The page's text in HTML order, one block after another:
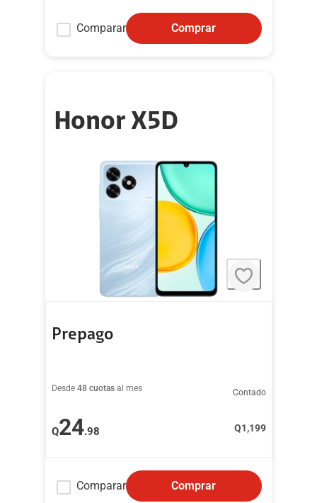
Comparar Comprar
Honor X5D
Prepago
Desde 48 cuotas al mes
Q24.98
Contado
Q1,199
Comparar Comprar